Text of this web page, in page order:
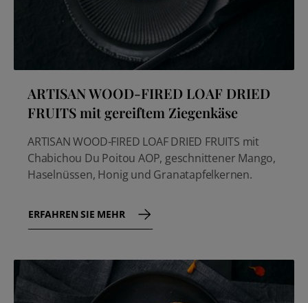
ARTISAN WOOD-FIRED LOAF DRIED
FRUITS mit gereiftem Ziegenkäse
ARTISAN WOOD-FIRED LOAF DRIED FRUITS mit
Chabichou Du Poitou AOP, geschnittener Mango,
Haselnüssen, Honig und Granatapfelkernen.
ERFAHREN SIE MEHR